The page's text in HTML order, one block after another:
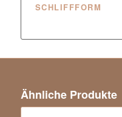
SCHLIFFFORM
Ähnliche Produkte